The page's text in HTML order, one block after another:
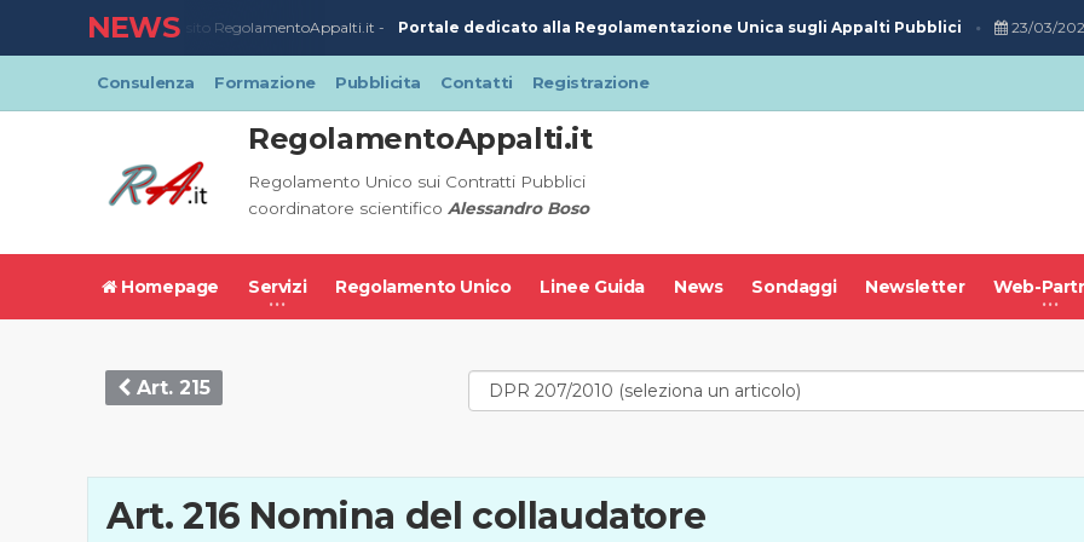
NEWS
23/03/2020 -Nuovo sito RegolamentoAppalti.it - Portale dedicato alla Regolamentazione Unica sugli Appalti Pubblici 23/03/2020
Consulenza Formazione Pubblicita Contatti Registrazione
RegolamentoAppalti.it
Regolamento Unico sui Contratti Pubblici
coordinatore scientifico Alessandro Boso
Homepage Servizi Regolamento Unico Linee Guida News Sondaggi Newsletter Web-
Art. 215
Art. 216 Nomina del collaudatore